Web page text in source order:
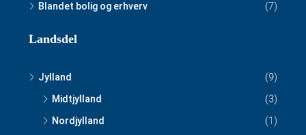
Blandet bolig og erhverv
(7)
Landsdel
Jylland
(9)
Midtjylland
(3)
Nordjylland
(1)